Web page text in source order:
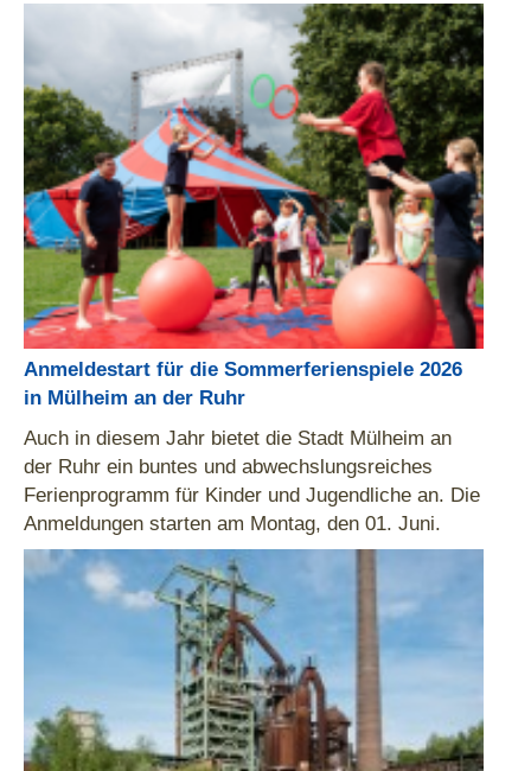
Anmeldestart für die Sommerferienspiele 2026
in Mülheim an der Ruhr
Auch in diesem Jahr bietet die Stadt Mülheim an
der Ruhr ein buntes und abwechslungsreiches
Ferienprogramm für Kinder und Jugendliche an. Die
Anmeldungen starten am Montag, den 01. Juni.